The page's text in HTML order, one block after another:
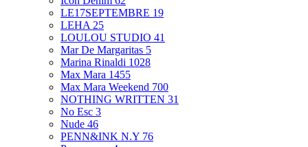
LE17SEPTEMBRE 19
LEHA 25
LOULOU STUDIO 41
Mar De Margaritas 5
Marina Rinaldi 1028
Max Mara 1455
Max Mara Weekend 700
NOTHING WRITTEN 31
No Esc 3
Nude 46
PENN&INK N.Y 76